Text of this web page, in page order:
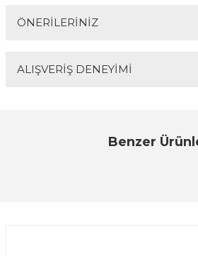
ÖNERİLERİNİZ
Bu ürünün fiyat bilgisi, resim, ürün
Ürün resmi kalitesiz, bozuk veya
ALIŞVERİŞ DENEYİMİ
Sitemize ilk yorumu siz
Benzer